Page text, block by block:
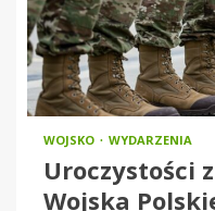
WOJSKO WYDARZENIA
Uroczystości
Wojska